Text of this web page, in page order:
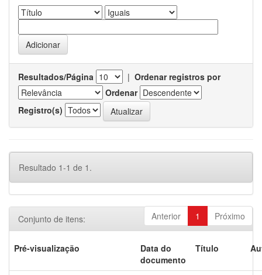
Resultados/Página | Ordenar registros por
Ordenar
Registro(s)
Resultado 1-1 de 1.
Anterior 1 Próximo
Conjunto de itens:
Pré-visualização
Data do
documento
Título